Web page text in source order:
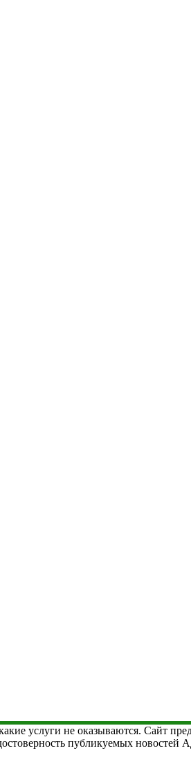
услуги не оказываются. Сайт
публикуемых новостей